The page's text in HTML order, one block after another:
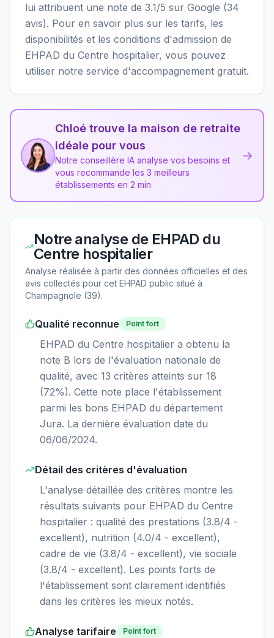
lui attribuent une note de 3.1/5 sur Google (34
avis). Pour en savoir plus sur les tarifs, les
disponibilités et les conditions d'admission de
EHPAD du Centre hospitalier, vous pouvez
utiliser notre service d'accompagnement gratuit.
Chloé trouve la maison de retraite
idéale pour vous
Notre conseillère IA analyse vos besoins et
vous recommande les 3 meilleurs
établissements en 2 min
→
Notre analyse de EHPAD du
Centre hospitalier
Analyse réalisée à partir des données officielles et des
avis collectés pour cet EHPAD public situé à
Champagnole (39).
Qualité reconnue Point fort
EHPAD du Centre hospitalier a obtenu la
note B lors de l'évaluation nationale de
qualité, avec 13 critères atteints sur 18
(72%). Cette note place l'établissement
parmi les bons EHPAD du département
Jura. La dernière évaluation date du
06/06/2024.
Détail des critères d'évaluation
L'analyse détaillée des critères montre les
résultats suivants pour EHPAD du Centre
hospitalier : qualité des prestations (3.8/4 -
excellent), nutrition (4.0/4 - excellent),
cadre de vie (3.8/4 - excellent), vie sociale
(3.8/4 - excellent). Les points forts de
l'établissement sont clairement identifiés
dans les critères les mieux notés.
Analyse tarifaire Point fort